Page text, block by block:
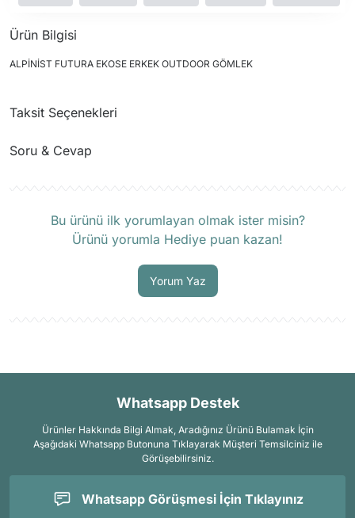
Ürün Bilgisi
ALPİNİST FUTURA EKOSE ERKEK OUTDOOR GÖMLEK
Taksit Seçenekleri
Soru & Cevap
Bu ürünü ilk yorumlayan olmak ister misin?
Ürünü yorumla Hediye puan kazan!
Yorum Yaz
Whatsapp Destek
Ürünler Hakkında Bilgi Almak, Aradığınız Ürünü Bulamak İçin
Aşağıdaki Whatsapp Butonuna Tıklayarak Müşteri Temsilciniz ile
Görüşebilirsiniz.
Whatsapp Görüşmesi İçin Tıklayınız